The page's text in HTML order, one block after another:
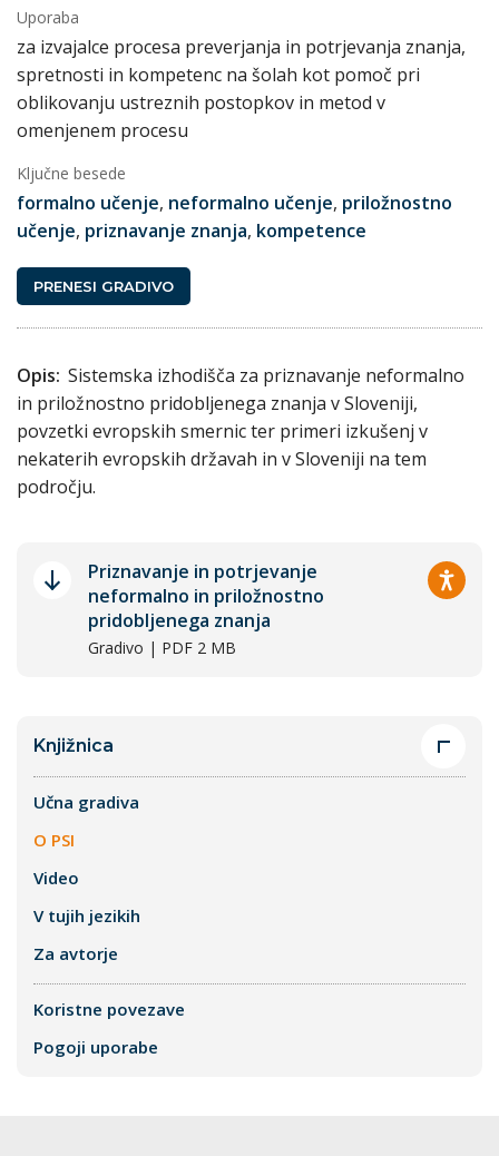
Uporaba
za izvajalce procesa preverjanja in potrjevanja znanja,
spretnosti in kompetenc na šolah kot pomoč pri
oblikovanju ustreznih postopkov in metod v
omenjenem procesu
Ključne besede
formalno učenje, neformalno učenje, priložnostno
učenje, priznavanje znanja, kompetence
PRENESI GRADIVO
Opis: Sistemska izhodišča za priznavanje neformalno
in priložnostno pridobljenega znanja v Sloveniji,
povzetki evropskih smernic ter primeri izkušenj v
nekaterih evropskih državah in v Sloveniji na tem
področju.
Priznavanje in potrjevanje
neformalno in priložnostno
pridobljenega znanja
Gradivo | PDF 2 MB
Knjižnica
Učna gradiva
O PSI
Video
V tujih jezikih
Za avtorje
Koristne povezave
Pogoji uporabe